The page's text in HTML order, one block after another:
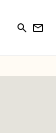
search newsletter